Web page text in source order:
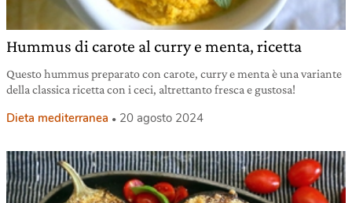
Hummus di carote al curry e menta, ricetta
Questo hummus preparato con carote, curry e menta è una variante
della classica ricetta con i ceci, altrettanto fresca e gustosa!
Dieta mediterranea 20 agosto 2024